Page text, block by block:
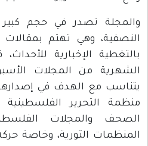
والمجلة تصدر في حجم كبير
النصفية، وهي تهتم بمقالات
بالتغطية الإخبارية
الشهرية من المجلات
يتناسب مع الهدف في
منظمة التحرير
الصحف والمجلات
المنظمات الثورية، وخاصة